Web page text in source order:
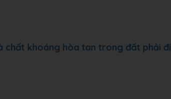
chất khoáng hòa tan trong đất phải đi